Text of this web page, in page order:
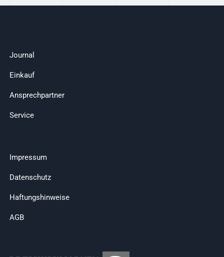
Journal
Einkauf
Ansprechpartner
Service
Impressum
Datenschutz
Haftungshinweise
AGB